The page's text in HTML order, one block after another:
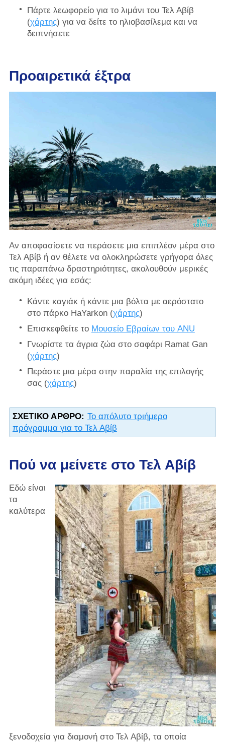
Πάρτε λεωφορείο για το λιμάνι του Τελ Αβίβ
(χάρτης) για να δείτε το ηλιοβασίλεμα και να
δειπνήσετε
Προαιρετικά έξτρα
Αν αποφασίσετε να περάσετε μια επιπλέον μέρα στο
Τελ Αβίβ ή αν θέλετε να ολοκληρώσετε γρήγορα όλες
τις παραπάνω δραστηριότητες, ακολουθούν μερικές
ακόμη ιδέες για εσάς:
Κάντε καγιάκ ή κάντε μια βόλτα με αερόστατο
στο πάρκο HaYarkon (χάρτης)
Επισκεφθείτε το Μουσείο Εβραίων του ANU
Γνωρίστε τα άγρια ​​ζώα στο σαφάρι Ramat Gan
(χάρτης)
Περάστε μια μέρα στην παραλία της επιλογής
σας (χάρτης)
ΣΧΕΤΙΚΌ ΆΡΘΡΟ: Το απόλυτο τριήμερο
πρόγραμμα για το Τελ Αβίβ
Πού να μείνετε στο Τελ Αβίβ
Εδώ είναι
τα
καλύτερα
ξενοδοχεία για διαμονή στο Τελ Αβίβ, τα οποία